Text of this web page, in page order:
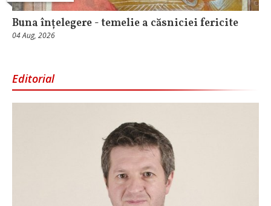
Buna înțelegere - temelie a căsniciei fericite
04 Aug, 2026
Editorial